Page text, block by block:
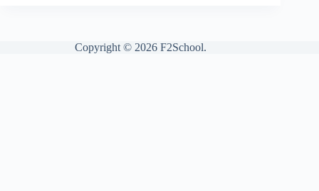
Copyright © 2026 F2School.